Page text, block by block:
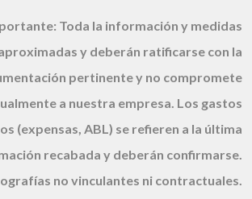
Toda la información y medidas
y deberán ratificarse con la
pertinente y no compromete
a nuestra empresa. Los gastos
(expensas, ABL) se refieren a la última
recabada y deberán confirmarse.
no vinculantes ni contractuales.